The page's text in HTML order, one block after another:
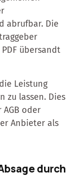
abrufbar. Die
übersandt
Leistung
zu lassen. Dies
oder
Anbieter als
durch